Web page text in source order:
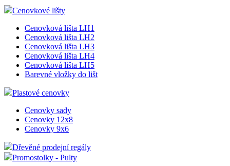
Cenovkové lišty
Cenovková lišta LH1
Cenovková lišta LH2
Cenovková lišta LH3
Cenovková lišta LH4
Cenovková lišta LH5
Barevné vložky do lišt
Plastové cenovky
Cenovky sady
Cenovky 12x8
Cenovky 9x6
Dřevěné prodejní regály
Promostolky - Pulty